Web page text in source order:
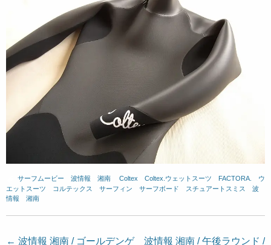
サーフムービー 波情報 湘南 Coltex Coltex.ウェットスーツ FACTORA.
ウ
エットスーツ
コルテックス サーフィン サーフボード スチュアートスミス
波
情報 湘南
← 波情報 湘南 / ゴールデンゲ
波情報 湘南 / 午後ラウンド /